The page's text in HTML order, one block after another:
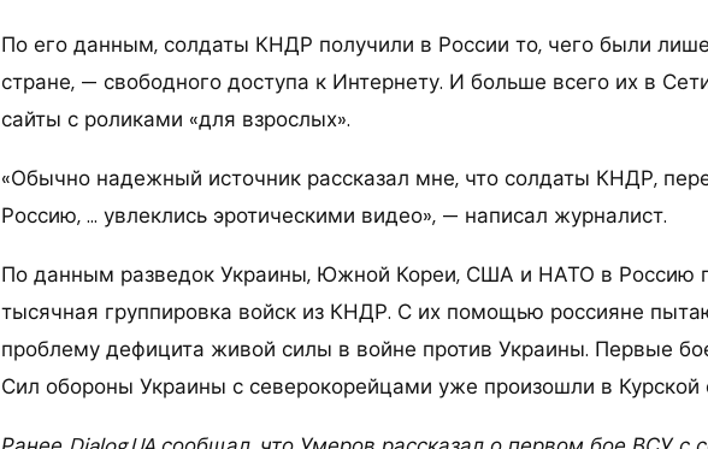
По его данным, солдаты КНДР получили в России то, чего были
стране, — свободного доступа к Интернету. И больше всего их в
сайты с роликами «для взрослых».
«Обычно надежный источник рассказал мне, что солдаты КНДР,
Россию, … увлеклись эротическими видео», — написал журналист.
По данным разведок Украины, Южной Кореи, США и НАТО в Россию
тысячная группировка войск из КНДР. С их помощью россияне
проблему дефицита живой силы в войне против Украины. Первые
Сил обороны Украины с северокорейцами уже произошли в Курской